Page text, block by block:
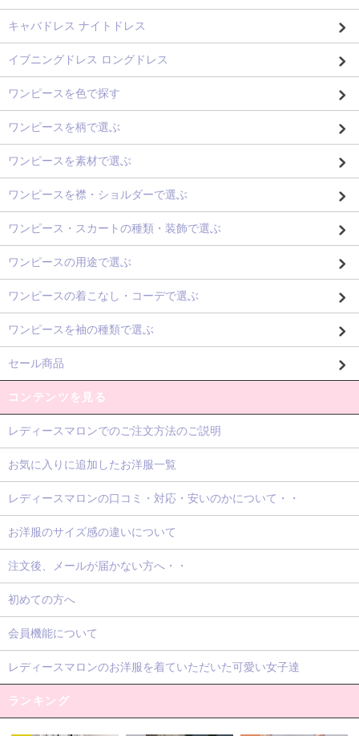
キャバドレス ナイトドレス
イブニングドレス ロングドレス
ワンピースを色で探す
ワンピースを柄で選ぶ
ワンピースを素材で選ぶ
ワンピースを襟・ショルダーで選ぶ
ワンピース・スカートの種類・装飾で選ぶ
ワンピースの用途で選ぶ
ワンピースの着こなし・コーデで選ぶ
ワンピースを袖の種類で選ぶ
セール商品
コンテンツを見る
レディースマロンでのご注文方法のご説明
お気に入りに追加したお洋服一覧
レディースマロンの口コミ・対応・安いのかについて・・
お洋服のサイズ感の違いについて
注文後、メールが届かない方へ・・
初めての方へ
会員機能について
レディースマロンのお洋服を着ていただいた可愛い女子達
ランキング